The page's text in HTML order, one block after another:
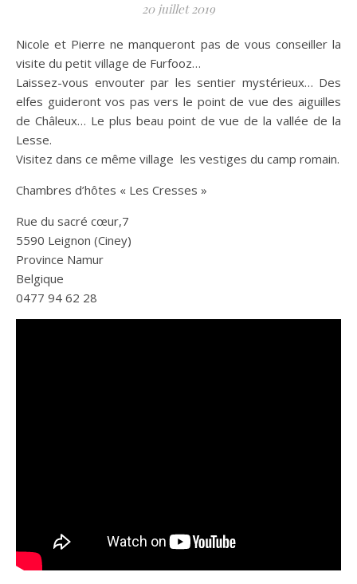
20 juillet 2019
Nicole et Pierre ne manqueront pas de vous conseiller la
visite du petit village de Furfooz…
Laissez-vous envouter par les sentier mystérieux… Des
elfes guideront vos pas vers le point de vue des aiguilles
de Châleux… Le plus beau point de vue de la vallée de la
Lesse.
Visitez dans ce même village les vestiges du camp romain.
Chambres d’hôtes « Les Cresses »
Rue du sacré cœur,7
5590 Leignon (Ciney)
Province Namur
Belgique
0477 94 62 28